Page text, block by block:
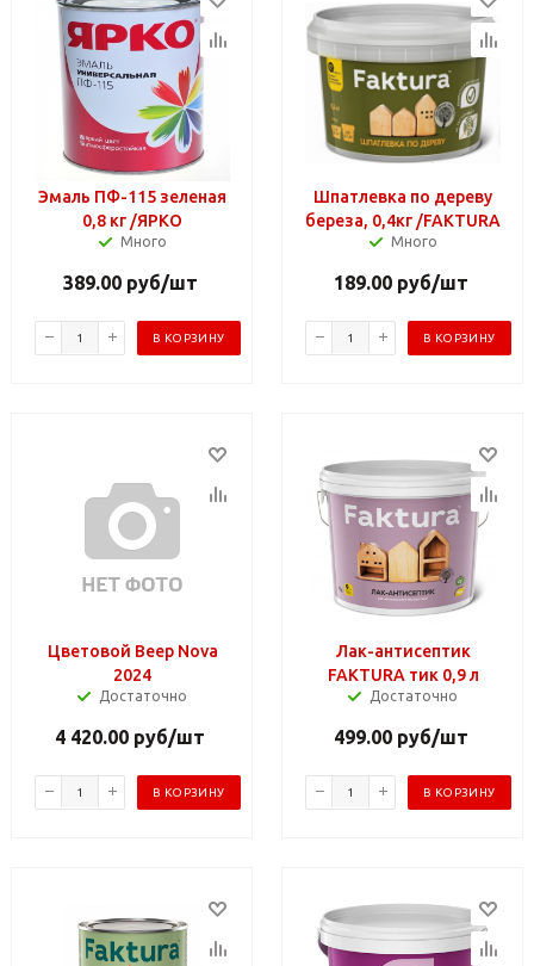
Эмаль ПФ-115 зеленая
0,8 кг /ЯРКО
Много
389.00руб/шт
В КОРЗИНУ
Шпатлевка по дереву
береза, 0,4кг /FAKTURA
Много
189.00руб/шт
В КОРЗИНУ
Цветовой Beep Nova
2024
Достаточно
4 420.00 руб/шт
В КОРЗИНУ
Лак-антисептик
FAKTURA тик 0,9 л
Достаточно
499.00руб/шт
В КОРЗИНУ